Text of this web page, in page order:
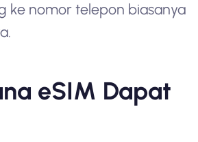
ke nomor telepon biasanya
eSIM Dapat